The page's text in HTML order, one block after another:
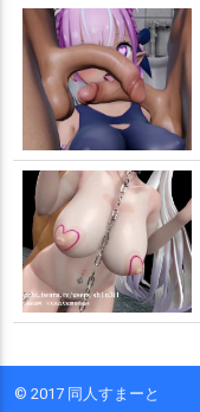
© 2017 同人すまーと